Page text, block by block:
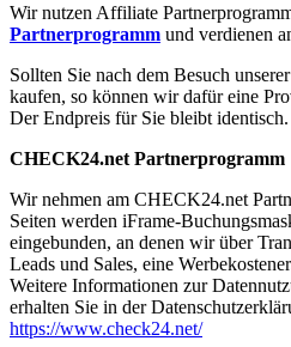
Wir nutzen Affiliate
Partnerprogramm und verdienen
Sollten Sie nach dem Besuch
kaufen, so können wir dafür eine
Der Endpreis für Sie bleibt identisch.
CHECK24.net Partnerprogramm
Wir nehmen am CHECK24.net
Seiten werden iFrame-
eingebunden, an denen wir über
Leads und Sales, eine
Weitere Informationen zur
erhalten Sie in der
https://www.check24.net/